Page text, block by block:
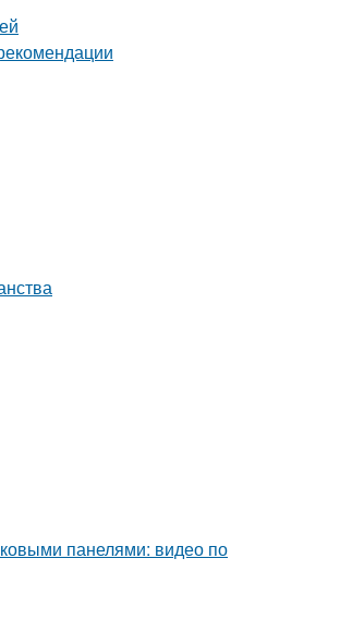
панелями: видео по